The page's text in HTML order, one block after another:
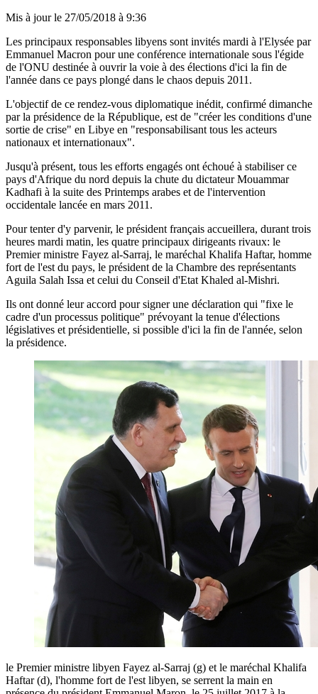
Mis à jour le 27/05/2018 à 9:36
Les principaux responsables libyens sont invités mardi à l'Elysée par
Emmanuel Macron pour une conférence internationale sous l'égide
de l'ONU destinée à ouvrir la voie à des élections d'ici la fin de
l'année dans ce pays plongé dans le chaos depuis 2011.
L'objectif de ce rendez-vous diplomatique inédit, confirmé dimanche
par la présidence de la République, est de "créer les conditions d'une
sortie de crise" en Libye en "responsabilisant tous les acteurs
nationaux et internationaux".
Jusqu'à présent, tous les efforts engagés ont échoué à stabiliser ce
pays d'Afrique du nord depuis la chute du dictateur Mouammar
Kadhafi à la suite des Printemps arabes et de l'intervention
occidentale lancée en mars 2011.
Pour tenter d'y parvenir, le président français accueillera, durant trois
heures mardi matin, les quatre principaux dirigeants rivaux: le
Premier ministre Fayez al-Sarraj, le maréchal Khalifa Haftar, homme
fort de l'est du pays, le président de la Chambre des représentants
Aguila Salah Issa et celui du Conseil d'Etat Khaled al-Mishri.
Ils ont donné leur accord pour signer une déclaration qui "fixe le
cadre d'un processus politique" prévoyant la tenue d'élections
législatives et présidentielle, si possible d'ici la fin de l'année, selon
la présidence.
le Premier ministre libyen Fayez al-Sarraj (g) et le maréchal Khalifa
Haftar (d), l'homme fort de l'est libyen, se serrent la main en